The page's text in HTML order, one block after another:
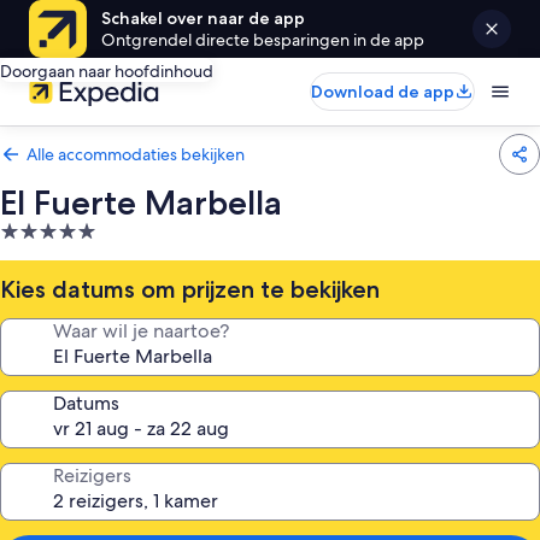
Schakel over naar de app
Ontgrendel directe besparingen in de app
Doorgaan naar hoofdinhoud
Download de app
Alle accommodaties bekijken
El Fuerte Marbella
5.0-
sterrenaccommodatie
Kies datums om prijzen te bekijken
Waar wil je naartoe?
Datums
Reizigers